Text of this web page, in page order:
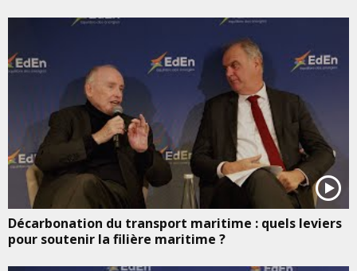
Décarbonation du transport maritime : quels leviers
pour soutenir la filière maritime ?